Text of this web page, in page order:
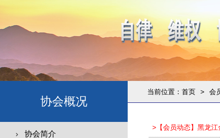
当前位置： 首页 > 会
协会概况
协会简介
>【会员动态】黑龙